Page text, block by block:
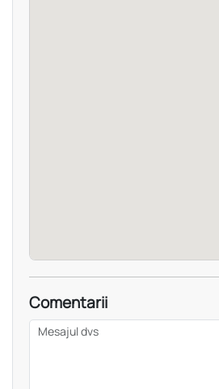
Comentarii